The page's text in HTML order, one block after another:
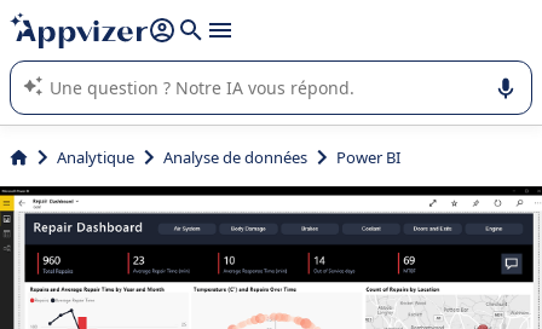
répondre (plusieurs lignes avec
L'IA de Appvizer vous guide dans l'utilisation ou la sélection de
logiciel SaaS en entreprise.
Analytique Analyse de données Power BI